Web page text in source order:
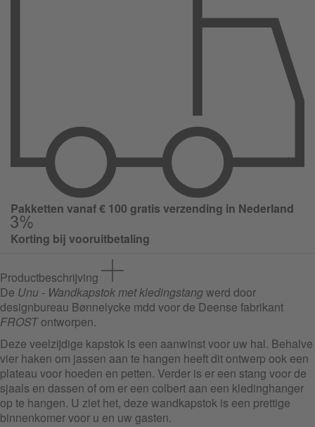
Pakketten vanaf € 100 gratis verzending in Nederland
Korting bij vooruitbetaling
Productbeschrijving
De Unu - Wandkapstok met kledingstangwerd door
designbureau Bønnelycke mdd voor de Deense fabrikant
FROSTontworpen.
Deze veelzijdige kapstok is een aanwinst voor uw hal. Behalve
vier haken om jassen aan te hangen heeft dit ontwerp ook een
plateau voor hoeden en petten. Verder is er een stang voor de
sjaals en dassen of om er een colbert aan een kledinghanger
op te hangen. U ziet het, deze wandkapstok is een prettige
binnenkomer voor u en uw gasten.